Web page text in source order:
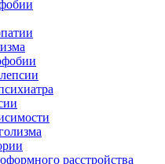
расстройства